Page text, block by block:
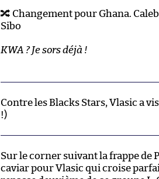
🔀 Changement pour Ghana.
Sibo
KWA ? Je sors déjà !
Contre les Blacks Stars, Vlasic a
!)
Sur le corner suivant la frappe de
caviar pour Vlasic qui croise